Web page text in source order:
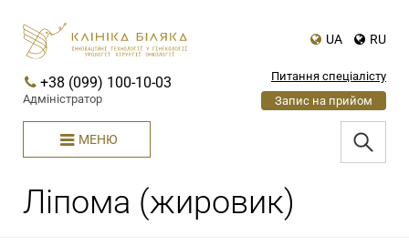
UA RU
+38 (099) 100-10-03
Адміністратор
Питання спеціалісту
Запис на прийом
МЕНЮ
Ліпома (жировик)